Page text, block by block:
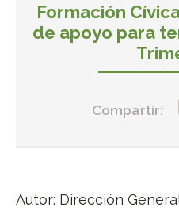
Formación
de apoyo para
Compartir:
Autor: Dirección